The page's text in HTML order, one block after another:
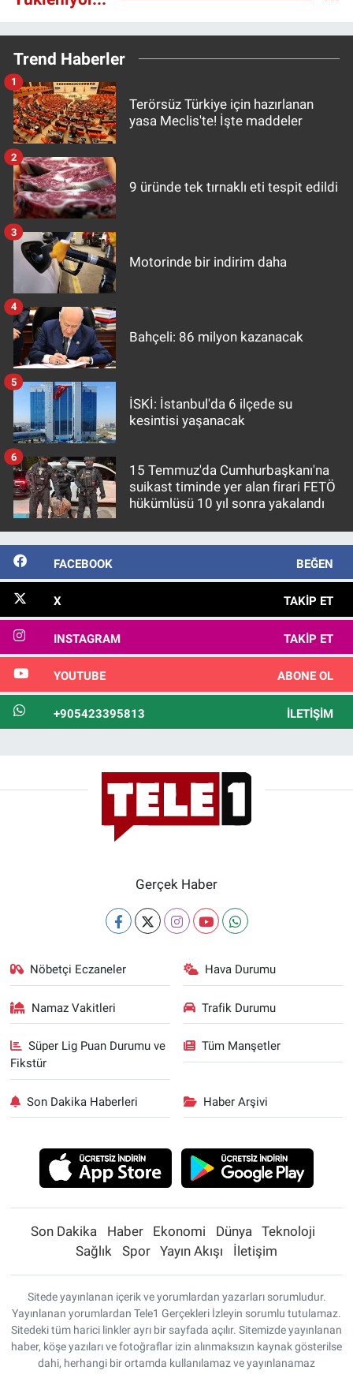
Trend Haberler
Terörsüz Türkiye için hazırlanan
yasa Meclis'te! İşte maddeler
1
9 üründe tek tırnaklı eti tespit edildi
2
Motorinde bir indirim daha
3
Bahçeli: 86 milyon kazanacak
4
İSKİ: İstanbul'da 6 ilçede su
kesintisi yaşanacak
5
15 Temmuz'da Cumhurbaşkanı'na
suikast timinde yer alan firari FETÖ
hükümlüsü 10 yıl sonra yakalandı
6
FACEBOOK BEĞEN
X TAKIP ET
INSTAGRAM TAKIP ET
YOUTUBE ABONE OL
+905423395813 İLETIŞIM
Gerçek Haber
Nöbetçi Eczaneler Hava Durumu
Namaz Vakitleri Trafik Durumu
Süper Lig Puan Durumu ve
Fikstür
Tüm Manşetler
Son Dakika Haberleri Haber Arşivi
Son Dakika Haber Ekonomi Dünya
Teknoloji
Sağlık
Spor Yayın Akışı İletişim
Sitede yayınlanan içerik ve yorumlardan yazarları sorumludur.
Yayınlanan yorumlardan Tele1 Gerçekleri İzleyin sorumlu tutulamaz.
Sitedeki tüm harici linkler ayrı bir sayfada açılır. Sitemizde yayınlanan
haber, köşe yazıları ve fotoğraflar izin alınmaksızın kaynak gösterilse
dahi, herhangi bir ortamda kullanılamaz ve yayınlanamaz